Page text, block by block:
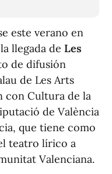
este verano en
llegada de Les
de difusión
de Les Arts
con Cultura de la
de València
que tiene como
teatro lírico a
Valenciana.